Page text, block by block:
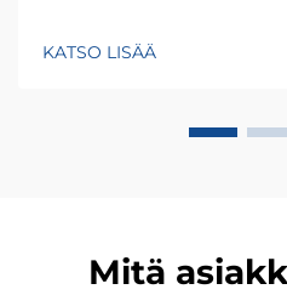
maata. Tutustu heidän
KATSO LISÄÄ
Mitä